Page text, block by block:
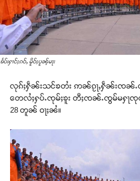
ꧠႅပ်းႁၢင်ႈၵဝ်ႇ မိူဝ်ႈပူၼ့်မႃး
လုၵ်ႈႁဵၼ်းသင်ၶတႆး ဢၼ်ၵႂႃႇႁဵၼ်းၸၼ်
တေလႆႈႁပ်ႉၸုမ်ႈၶူး တီႈၸၼ်ႉၸွမ်မႁႃၸု
28 တူၼ် ဝႃႈၼႆ။